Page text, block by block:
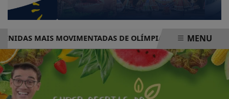
MAIS MOVIMENTADAS DE OLÍMPIA COMPLETO – PRONTO
EM ALTA
MENU